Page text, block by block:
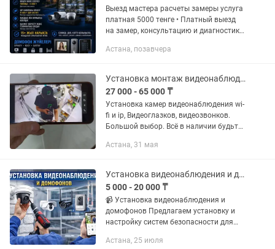
Выезд мастера расчеты замеры услуга
платная 5000 тенге • Платный выезд
на замер, консультацию и диагностику
видеонаблюдения в Астане Более 10
Астана, позавчера
Установка монтаж видеонаблюдения
27 000 - 65 000 ₸
Установка камер видеонаблюдения wi-
fi и ip, Видеоглазков, видеозвонков.
Большой выбор. Всё в наличии будьте
абсолютно из любой точки мира через
Астана, 31 мая
Установка видеонаблюдения и домофонов
5 000 - 20 000 ₸
📹 Установка видеонаблюдения и
домофонов Предлагаем установку и
настройку систем безопасности для
Установка IP камера
Астана, 25 июля